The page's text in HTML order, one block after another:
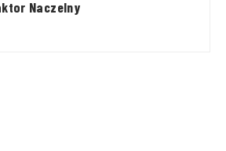
Naczelny